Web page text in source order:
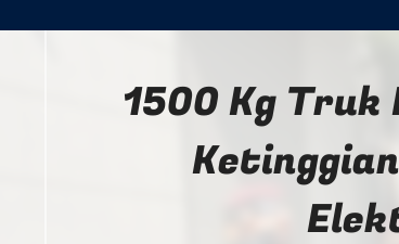
1500 Kg